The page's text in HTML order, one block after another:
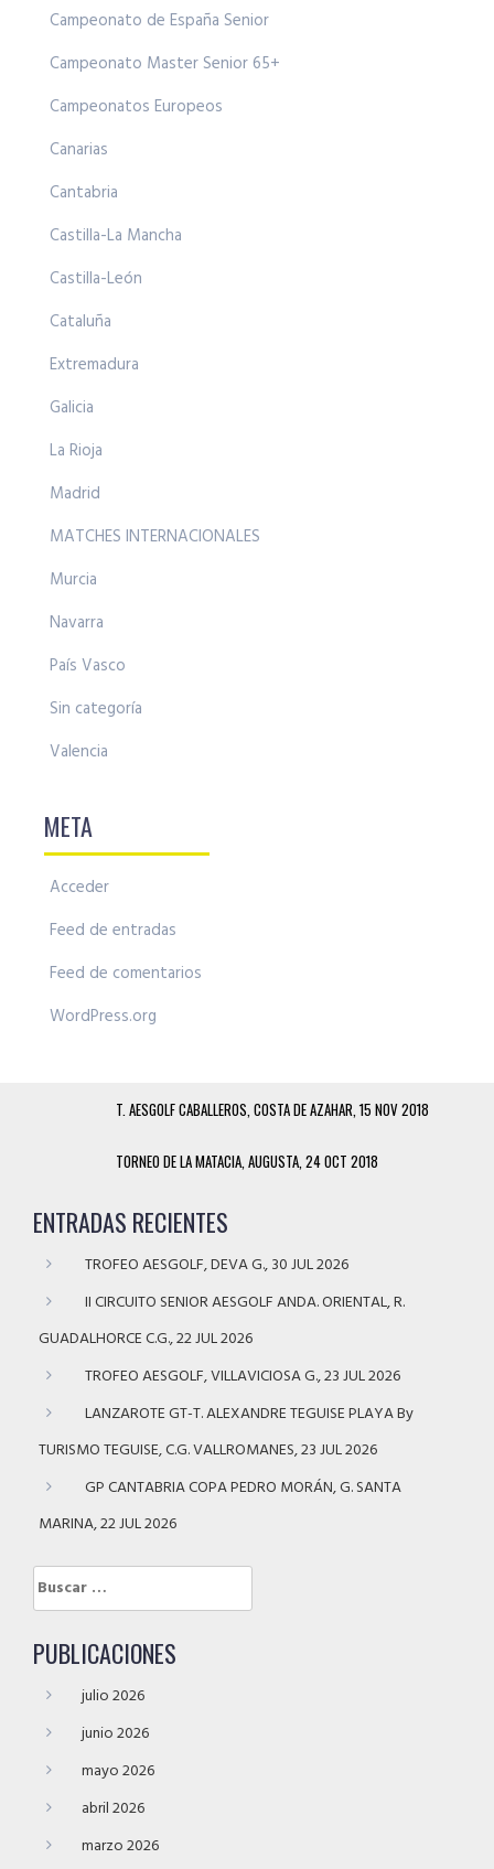
Campeonato de España Senior
Campeonato Master Senior 65+
Campeonatos Europeos
Canarias
Cantabria
Castilla-La Mancha
Castilla-León
Cataluña
Extremadura
Galicia
La Rioja
Madrid
MATCHES INTERNACIONALES
Murcia
Navarra
País Vasco
Sin categoría
Valencia
META
Acceder
Feed de entradas
Feed de comentarios
WordPress.org
T. AESGOLF CABALLEROS, COSTA DE AZAHAR, 15 NOV 2018
TORNEO DE LA MATACIA, AUGUSTA, 24 OCT 2018
ENTRADAS RECIENTES
TROFEO AESGOLF, DEVA G., 30 JUL 2026
II CIRCUITO SENIOR AESGOLF ANDA. ORIENTAL, R.
GUADALHORCE C.G., 22 JUL 2026
TROFEO AESGOLF, VILLAVICIOSA G., 23 JUL 2026
LANZAROTE GT-T. ALEXANDRE TEGUISE PLAYA By
TURISMO TEGUISE, C.G. VALLROMANES, 23 JUL 2026
GP CANTABRIA COPA PEDRO MORÁN, G. SANTA
MARINA, 22 JUL 2026
Buscar:
PUBLICACIONES
julio 2026
junio 2026
mayo 2026
abril 2026
marzo 2026